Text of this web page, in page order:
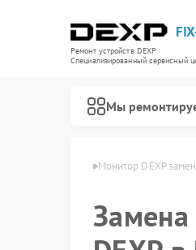
Ремонт устройств DEXP
Специализированный cервисный
Мы
Монитор DEXP